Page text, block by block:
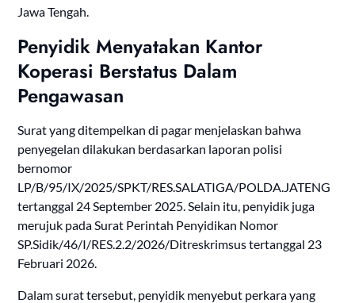
Jawa Tengah.
Penyidik Menyatakan Kantor
Koperasi Berstatus Dalam
Pengawasan
Surat yang ditempelkan di pagar menjelaskan bahwa
penyegelan dilakukan berdasarkan laporan polisi
bernomor
LP/B/95/IX/2025/SPKT/RES.SALATIGA/POLDA.JATENG
tertanggal 24 September 2025. Selain itu, penyidik juga
merujuk pada Surat Perintah Penyidikan Nomor
SP.Sidik/46/I/RES.2.2/2026/Ditreskrimsus tertanggal 23
Februari 2026.
Dalam surat tersebut, penyidik menyebut perkara yang